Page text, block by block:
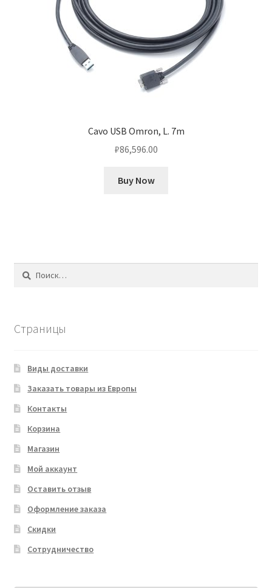
Cavo USB Omron, L. 7m
₽86,596.00
Buy Now
Найти:
Страницы
Виды доставки
Заказать товары из Европы
Контакты
Корзина
Магазин
Мой аккаунт
Оставить отзыв
Оформление заказа
Скидки
Сотрудничество